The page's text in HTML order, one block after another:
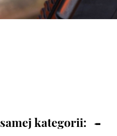
kategorii: